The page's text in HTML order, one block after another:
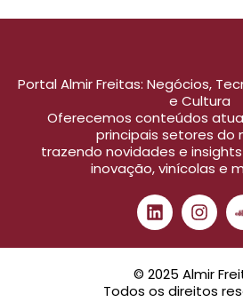
Portal Almir Freitas: Negócios,
e Cultura
Oferecemos conteúdos
principais setores do
trazendo novidades e
inovação, vinícolas e
© 2025 Almir
Todos os direitos